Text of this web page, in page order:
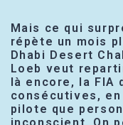
Mais ce qui
répète un mois
Dhabi Desert
Loeb veut
là encore, la FIA
consécutives,
pilote que